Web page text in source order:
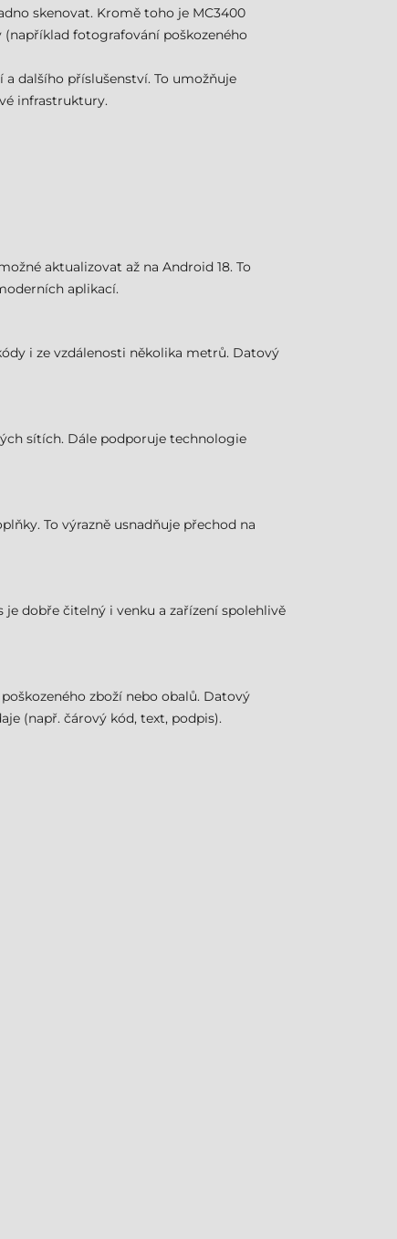
skenovat. Kromě toho je MC3400
fotografování poškozeného
dalšího příslušenství. To umožňuje
infrastruktury.
aktualizovat až na Android 18. To
aplikací.
i ze vzdálenosti několika metrů. Datový
sítích. Dále podporuje technologie
To výrazně usnadňuje přechod na
dobře čitelný i venku a zařízení spolehlivě
zboží nebo obalů. Datový
(např. čárový kód, text, podpis).